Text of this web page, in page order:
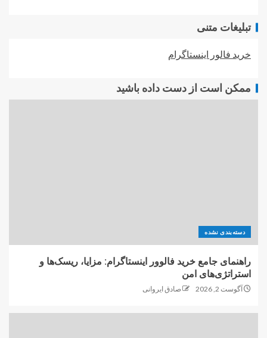
تبلیغات متنی
خرید فالور اینستاگرام
ممکن است از دست داده باشید
دسته‌بندی نشده
راهنمای جامع خرید فالوور اینستاگرام: مزایا، ریسک‌ها و
استراتژی‌های امن
آگوست 2, 2026 صادق ایروانی